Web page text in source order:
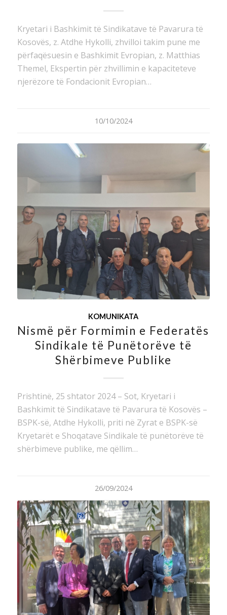
Kryetari i Bashkimit të Sindikatave të Pavarura të
Kosovës, z. Atdhe Hykolli, zhvilloi takim pune me
përfaqësuesin e Bashkimit Evropian, z. Matthias
Themel, Ekspertin për zhvillimin e kapaciteteve
njerëzore të Fondacionit Evropian…
10/10/2024
KOMUNIKATA
Nismë për Formimin e Federatës
Sindikale të Punëtorëve të
Shërbimeve Publike
Prishtinë, 25 shtator 2024 – Sot, Kryetari i
Bashkimit të Sindikatave të Pavarura të Kosovës –
BSPK-së, Atdhe Hykolli, priti në Zyrat e BSPK-së
Kryetarët e Shoqatave Sindikale të punëtorëve të
shërbimeve publike, me qëllim…
26/09/2024